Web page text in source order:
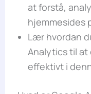
at forstå,
hjemmesides
Lær hvordan
Analytics til
effektivt i